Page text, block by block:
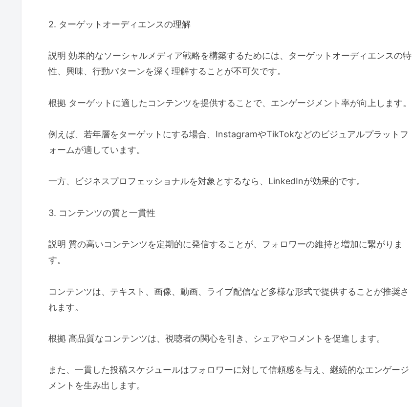
2. ターゲットオーディエンスの理解
説明 効果的なソーシャルメディア戦略を構築するためには、ターゲットオーディエンスの特
性、興味、行動パターンを深く理解することが不可欠です。
根拠 ターゲットに適したコンテンツを提供することで、エンゲージメント率が向上します。
例えば、若年層をターゲットにする場合、InstagramやTikTokなどのビジュアルプラットフ
ォームが適しています。
一方、ビジネスプロフェッショナルを対象とするなら、LinkedInが効果的です。
3. コンテンツの質と一貫性
説明 質の高いコンテンツを定期的に発信することが、フォロワーの維持と増加に繋がりま
す。
コンテンツは、テキスト、画像、動画、ライブ配信など多様な形式で提供することが推奨さ
れます。
根拠 高品質なコンテンツは、視聴者の関心を引き、シェアやコメントを促進します。
また、一貫した投稿スケジュールはフォロワーに対して信頼感を与え、継続的なエンゲージ
メントを生み出します。